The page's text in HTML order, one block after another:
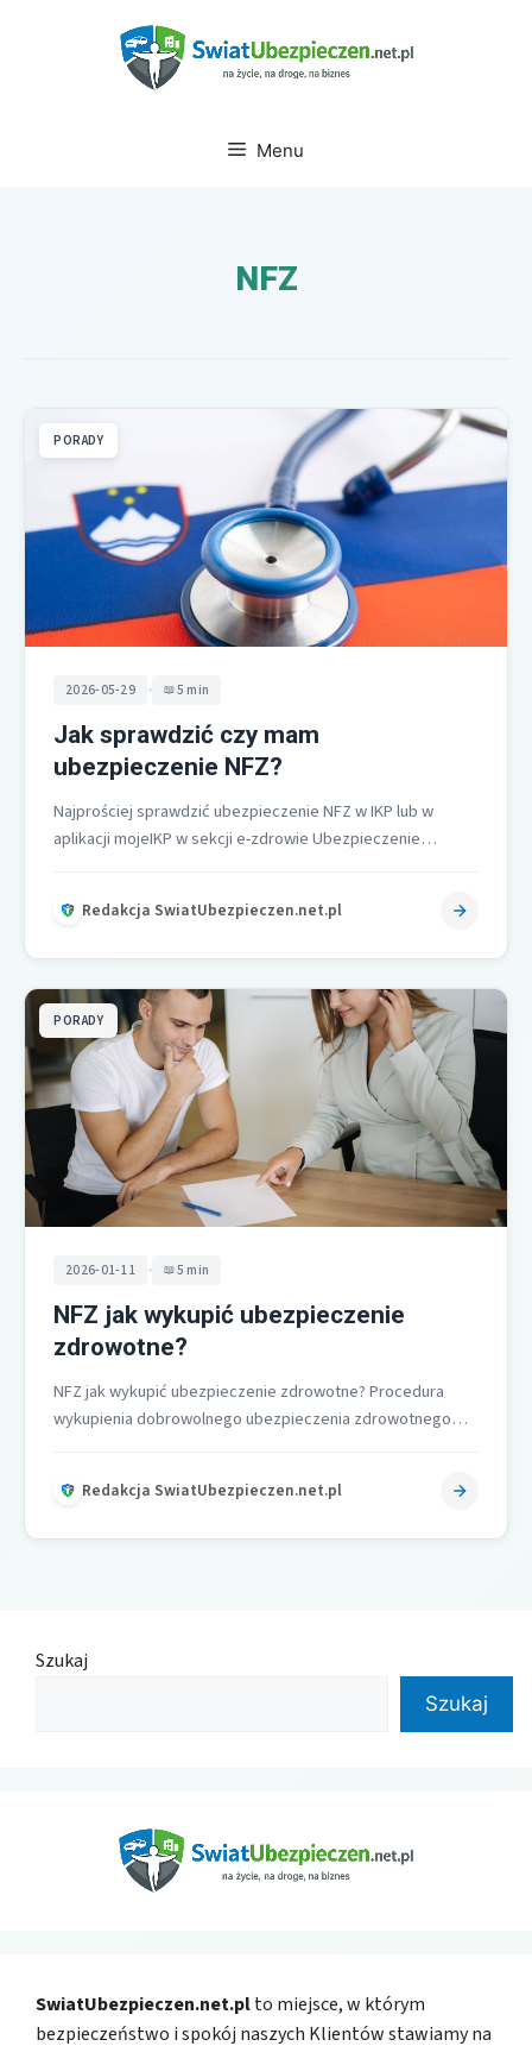
Menu
NFZ
PORADY
2026-05-29 • 5 min
Jak sprawdzić czy mam
ubezpieczenie NFZ?
Najprościej sprawdzić ubezpieczenie NFZ w IKP lub w
aplikacji mojeIKP w sekcji e-zdrowie Ubezpieczenie
Redakcja SwiatUbezpieczen.net.pl
PORADY
2026-01-11 • 5 min
NFZ jak wykupić ubezpieczenie
zdrowotne?
NFZ jak wykupić ubezpieczenie zdrowotne? Procedura
wykupienia dobrowolnego ubezpieczenia zdrowotnego
Redakcja SwiatUbezpieczen.net.pl
Szukaj
Szukaj
SwiatUbezpieczen.net.plto miejsce, w którym
bezpieczeństwo i spokój naszych Klientów stawiamy na